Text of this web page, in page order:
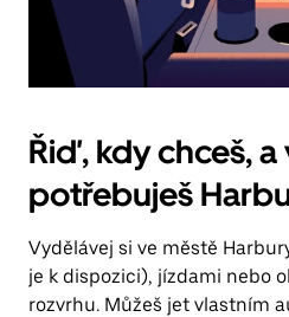
Řiď, kdy chceš,
potřebuješ
Vydělávej si ve městě
je k dispozici), jízdami nebo
rozvrhu. Můžeš jet vlastním